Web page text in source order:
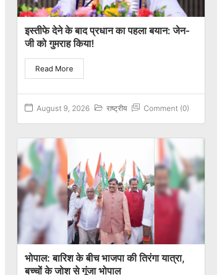
इस्तीफे देने के बाद प्रधान का पहला बयान: जेन-
जी को गुमराह किया!
August 9, 2026 राष्ट्रीय Comment (0)
Read More
भोपाल: बारिश के बीच भाजपा की तिरंगा यात्रा,
बच्चों के जोश से गूंजा भोपाल